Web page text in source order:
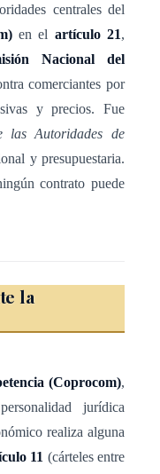
consumidor al
Ley- que adquiera
comercializar o
propio o por cuenta ajena,
disfrute de bienes o a
centrales del
en el artículo 21,
Nacional del
comerciantes por
y precios. Fue
las Autoridades de
y presupuestaria.
contrato puede
la
(Coprocom),
jurídica
realiza alguna
11 (cárteles entre